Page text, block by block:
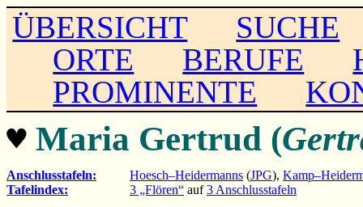
ÜBERSICHT
SUCHE
ORTE
BERUFE
PROMINENTE
♥ Maria Gertrud (
Anschlusstafeln: Hoesch–Heidermanns (JPG),
Tafelindex:
3 „Flören“ auf3 Anschlusstafeln